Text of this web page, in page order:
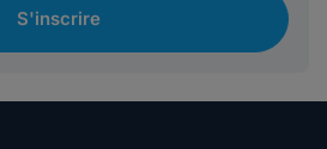
S'inscrire